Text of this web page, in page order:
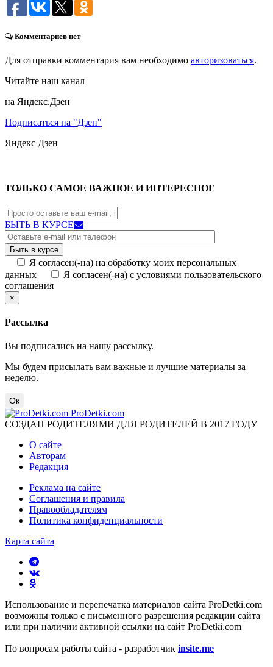
Комментариев нет
Для отправки комментария вам необходимо авторизоваться.
Читайте наш канал
на Яндекс.Дзен
Подписаться на "Дзен"
Яндекс Дзен
ТОЛЬКО САМОЕ ВАЖНОЕ И ИНТЕРЕСНОЕ
БЫТЬ В КУРСЕ
Я согласен(-на) на обработку моих персональных
данных
Я согласен(-на) с условиями пользовательского
соглашения
×
Рассылка
Вы подписались на нашу рассылку.
Мы будем присылать вам важные и лучшие материалы за
неделю.
Ок
ProDetki.com
СОЗДАН РОДИТЕЛЯМИ ДЛЯ РОДИТЕЛЕЙ В 2017 ГОДУ
О сайте
Авторам
Редакция
Реклама на сайте
Соглашения и правила
Правообладателям
Политика конфиденциальности
Карта сайта
Использование и перепечатка материалов сайта ProDetki.com
возможны только с письменного разрешения редакции сайта
или при наличии активной ссылки на сайт ProDetki.com
По вопросам работы сайта - разработчик insite.me